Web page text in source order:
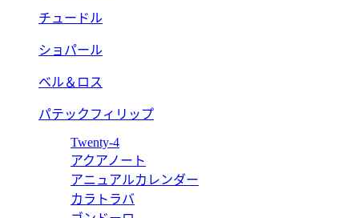
チュードル
ショパール
ベル＆ロス
パテックフィリップ
Twenty-4
アクアノート
アニュアルカレンダー
カラトラバ